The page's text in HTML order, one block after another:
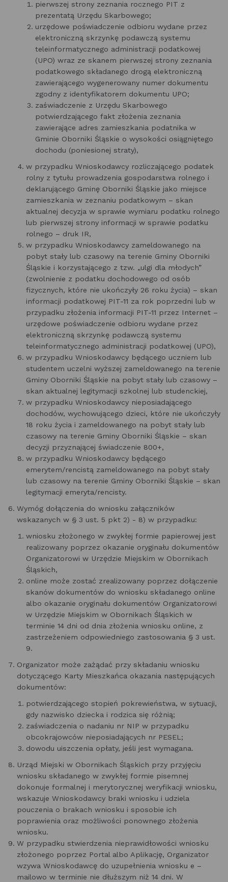
pierwszej strony zeznania rocznego PIT z
prezentatą Urzędu Skarbowego;
urzędowe poświadczenie odbioru wydane przez
elektroniczną skrzynkę podawczą systemu
teleinformatycznego administracji podatkowej
(UPO) wraz ze skanem pierwszej strony zeznania
podatkowego składanego drogą elektroniczną
zawierającego wygenerowany numer dokumentu
zgodny z identyfikatorem dokumentu UPO;
zaświadczenie z Urzędu Skarbowego
potwierdzającego fakt złożenia zeznania
zawierające adres zamieszkania podatnika w
Gminie Oborniki Śląskie o wysokości osiągniętego
dochodu (poniesionej straty),
w przypadku Wnioskodawcy rozliczającego podatek
rolny z tytułu prowadzenia gospodarstwa rolnego i
deklarującego Gminę Oborniki Śląskie jako miejsce
zamieszkania w zeznaniu podatkowym – skan
aktualnej decyzja w sprawie wymiaru podatku rolnego
lub pierwszej strony informacji w sprawie podatku
rolnego – druk IR,
w przypadku Wnioskodawcy zameldowanego na
pobyt stały lub czasowy na terenie Gminy Oborniki
Śląskie i korzystającego z tzw. „ulgi dla młodych”
(zwolnienie z podatku dochodowego od osób
fizycznych, które nie ukończyły 26 roku życia) – skan
informacji podatkowej PIT-11 za rok poprzedni lub w
przypadku złożenia informacji PIT-11 przez Internet –
urzędowe poświadczenie odbioru wydane przez
elektroniczną skrzynkę podawczą systemu
teleinformatycznego administracji podatkowej (UPO),
w przypadku Wnioskodawcy będącego uczniem lub
studentem uczelni wyższej zameldowanego na terenie
Gminy Oborniki Śląskie na pobyt stały lub czasowy –
skan aktualnej legitymacji szkolnej lub studenckiej,
w przypadku Wnioskodawcy nieposiadającego
dochodów, wychowującego dzieci, które nie ukończyły
18 roku życia i zameldowanego na pobyt stały lub
czasowy na terenie Gminy Oborniki Śląskie – skan
decyzji przyznającej świadczenie 800+,
w przypadku Wnioskodawcy będącego
emerytem/rencistą zameldowanego na pobyt stały
lub czasowy na terenie Gminy Oborniki Śląskie – skan
legitymacji emeryta/rencisty.
Wymóg dołączenia do wniosku załączników
wskazanych w § 3 ust. 5 pkt 2) - 8) w przypadku:
wniosku złożonego w zwykłej formie papierowej jest
realizowany poprzez okazanie oryginału dokumentów
Organizatorowi w Urzędzie Miejskim w Obornikach
Śląskich,
online może zostać zrealizowany poprzez dołączenie
skanów dokumentów do wniosku składanego online
albo okazanie oryginału dokumentów Organizatorowi
w Urzędzie Miejskim w Obornikach Śląskich w
terminie 14 dni od dnia złożenia wniosku online, z
zastrzeżeniem odpowiedniego zastosowania § 3 ust.
9.
Organizator może zażądać przy składaniu wniosku
dotyczącego Karty Mieszkańca okazania następujących
dokumentów:
potwierdzającego stopień pokrewieństwa, w sytuacji,
gdy nazwisko dziecka i rodzica się różnią;
zaświadczenia o nadaniu nr NIP w przypadku
obcokrajowców nieposiadających nr PESEL;
dowodu uiszczenia opłaty, jeśli jest wymagana.
Urząd Miejski w Obornikach Śląskich przy przyjęciu
wniosku składanego w zwykłej formie pisemnej
dokonuje formalnej i merytorycznej weryfikacji wniosku,
wskazuje Wnioskodawcy braki wniosku i udziela
pouczenia o brakach wniosku i sposobie ich
poprawienia oraz możliwości ponownego złożenia
wniosku.
W przypadku stwierdzenia nieprawidłowości wniosku
złożonego poprzez Portal albo Aplikację, Organizator
wzywa Wnioskodawcę do uzupełnienia wniosku e –
mailowo w terminie nie dłuższym niż 14 dni. W